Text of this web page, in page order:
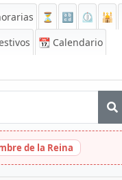
⏳ 🔡 ⏲️ 🕌
📆 Calendario
de la Reina